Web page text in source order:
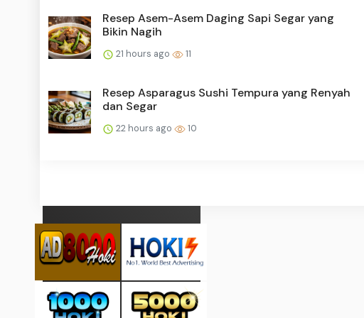
Resep Asem-Asem Daging Sapi Segar yang
Bikin Nagih
21 hours ago 11
Resep Asparagus Sushi Tempura yang Renyah
dan Segar
22 hours ago 10